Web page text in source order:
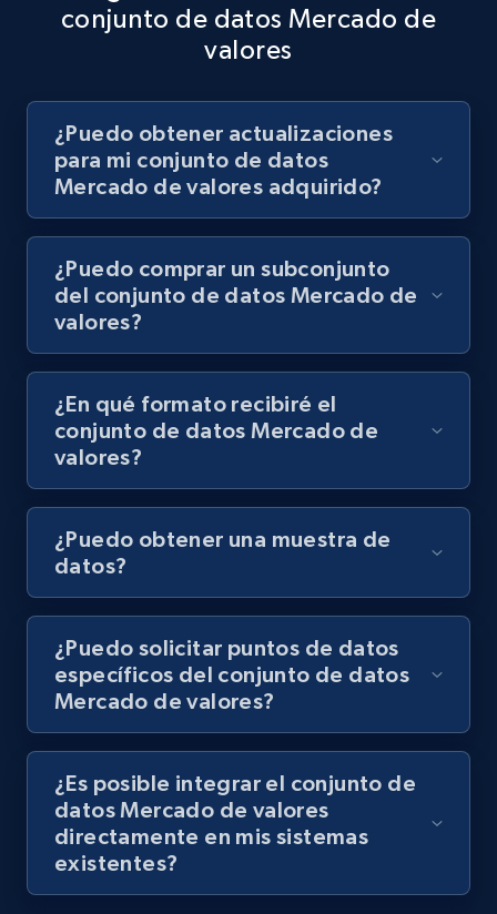
Obtener conjuntos de datos
de valores para identificar tendencias y tomar decisiones
sobre el desarrollo de productos y las estrategias de
Obtener conjuntos de datos
conjunto de datos Mercado de
valores
¿Puedo obtener actualizaciones
para mi conjunto de datos
Mercado de valores adquirido?
¿Puedo comprar un subconjunto
del conjunto de datos Mercado de
valores?
¿En qué formato recibiré el
conjunto de datos Mercado de
valores?
¿Puedo obtener una muestra de
datos?
¿Puedo solicitar puntos de datos
específicos del conjunto de datos
Mercado de valores?
¿Es posible integrar el conjunto de
datos Mercado de valores
directamente en mis sistemas
existentes?